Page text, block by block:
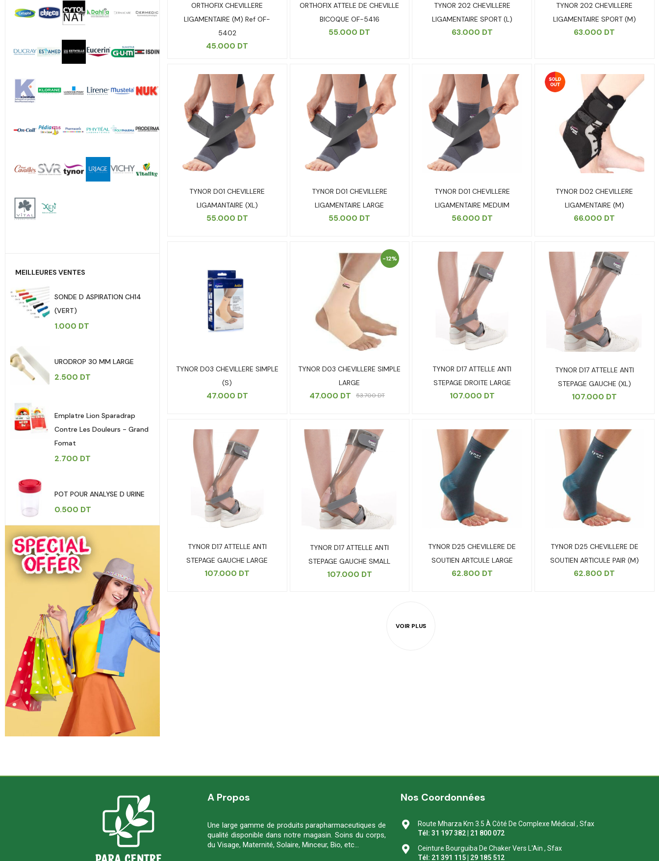
MEILLEURES VENTES
SONDE D ASPIRATION CH14
(VERT)
1.000 DT
URODROP 30 MM LARGE
2.500 DT
Emplatre Lion Sparadrap
Contre Les Douleurs - Grand
Fomat
2.700 DT
POT POUR ANALYSE D URINE
0.500 DT
ORTHOFIX CHEVILLERE
LIGAMENTAIRE (M) Ref OF-
5402
45.000 DT
ORTHOFIX ATTELE DE CHEVILLE
BICOQUE OF-5416
55.000 DT
TYNOR 202 CHEVILLERE
LIGAMENTAIRE SPORT (L)
63.000 DT
TYNOR 202 CHEVILLERE
LIGAMENTAIRE SPORT (M)
63.000 DT
TYNOR D01 CHEVILLERE
LIGAMANTAIRE (XL)
55.000 DT
TYNOR D01 CHEVILLERE
LIGAMENTAIRE LARGE
55.000 DT
TYNOR D01 CHEVILLERE
LIGAMENTAIRE MEDUIM
56.000 DT
TYNOR D02 CHEVILLERE
LIGAMENTAIRE (M)
66.000 DT
TYNOR D03 CHEVILLERE SIMPLE
(S)
47.000 DT
-12%
TYNOR D03 CHEVILLERE SIMPLE
LARGE
53.700DT
47.000 DT
TYNOR D17 ATTELLE ANTI
STEPAGE DROITE LARGE
107.000 DT
TYNOR D17 ATTELLE ANTI
STEPAGE GAUCHE (XL)
107.000 DT
TYNOR D17 ATTELLE ANTI
STEPAGE GAUCHE LARGE
107.000 DT
TYNOR D17 ATTELLE ANTI
STEPAGE GAUCHE SMALL
107.000 DT
TYNOR D25 CHEVILLERE DE
SOUTIEN ARTCULE LARGE
62.800 DT
TYNOR D25 CHEVILLERE DE
SOUTIEN ARTICULE PAIR (M)
62.800 DT
A Propos
Une large gamme de produits parapharmaceutiques de
qualité disponible dans notre magasin. Soins du corps,
du Visage, Maternité, Solaire, Minceur, Bio, etc…
Nos Coordonnées
Route Mharza Km 3.5 À Côté De Complexe Médical , Sfax
Tél: 31 197 382 | 21 800 072
Ceinture Bourguiba De Chaker Vers L'Ain , Sfax
Tél: 21 391 115 | 29 185 512